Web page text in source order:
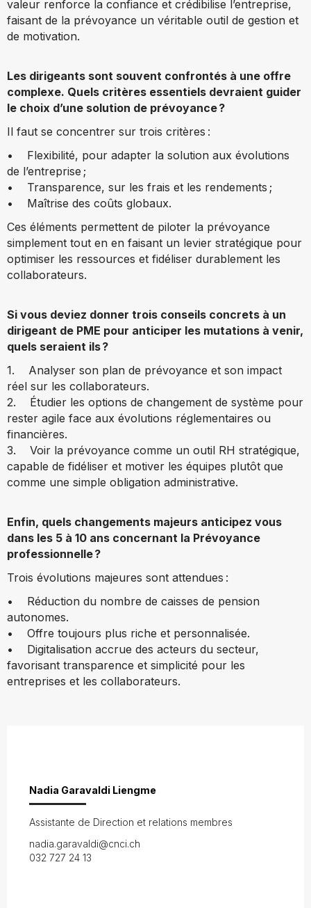
valeur renforce la confiance et crédibilise l’entreprise,
faisant de la prévoyance un véritable outil de gestion et
de motivation.
Les dirigeants sont souvent confrontés à une offre
complexe. Quels critères essentiels devraient guider
le choix d’une solution de prévoyance ?
Il faut se concentrer sur trois critères :
• Flexibilité, pour adapter la solution aux évolutions
de l’entreprise ;
• Transparence, sur les frais et les rendements ;
• Maîtrise des coûts globaux.
Ces éléments permettent de piloter la prévoyance
simplement tout en en faisant un levier stratégique pour
optimiser les ressources et fidéliser durablement les
collaborateurs.
Si vous deviez donner trois conseils concrets à un
dirigeant de PME pour anticiper les mutations à venir,
quels seraient ils ?
1. Analyser son plan de prévoyance et son impact
réel sur les collaborateurs.
2. Étudier les options de changement de système pour
rester agile face aux évolutions réglementaires ou
financières.
3. Voir la prévoyance comme un outil RH stratégique,
capable de fidéliser et motiver les équipes plutôt que
comme une simple obligation administrative.
Enfin, quels changements majeurs anticipez vous
dans les 5 à 10 ans concernant la Prévoyance
professionnelle ?
Trois évolutions majeures sont attendues :
• Réduction du nombre de caisses de pension
autonomes.
• Offre toujours plus riche et personnalisée.
• Digitalisation accrue des acteurs du secteur,
favorisant transparence et simplicité pour les
entreprises et les collaborateurs.
Nadia Garavaldi Liengme
Assistante de Direction et relations membres
nadia.garavaldi@cnci.ch
032 727 24 13